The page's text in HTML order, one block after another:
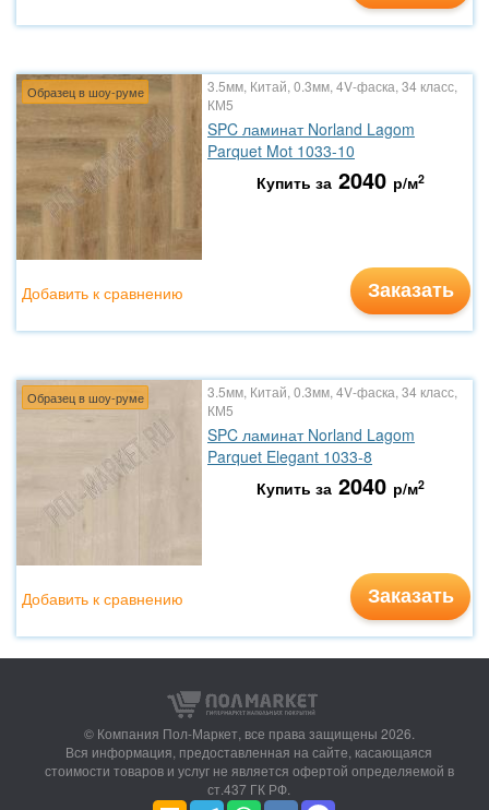
Образец в шоу-руме
3.5мм, Китай, 0.3мм, 4V-фаска, 34 класс,
КМ5
SPC ламинат Norland Lagom
Parquet Mot 1033-10
Купить за 2040 р/м2
Заказать
Добавить к сравнению
Образец в шоу-руме
3.5мм, Китай, 0.3мм, 4V-фаска, 34 класс,
КМ5
SPC ламинат Norland Lagom
Parquet Elegant 1033-8
Купить за 2040 р/м2
Заказать
Добавить к сравнению
© Компания Пол-Маркет, все права защищены 2026.
Вся информация, предоставленная на сайте, касающаяся
стоимости товаров и услуг не является офертой определяемой в
ст.437 ГК РФ.